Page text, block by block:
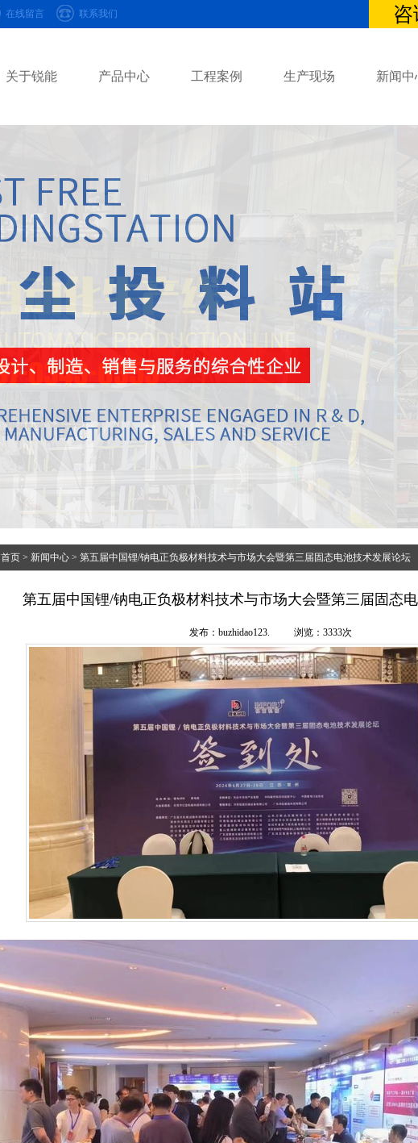
咨
在线留言 联系我们
关于锐能 产品中心 工程案例 生产现场 新闻中
首页 > 新闻中心 > 第五届中国锂/钠电正负极材料技术与市场大会暨第三届固态电池技术发展论坛
第五届中国锂/钠电正负极材料技术与市场大会暨第三届固态
发布：buzhidao123. 浏览：3333次